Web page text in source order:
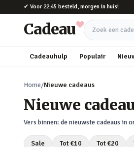
Naar hoofdinhoud
✔ Voor 22:45 besteld, morgen in huis!
Cadeau Zoek een
Cadeauhulp Populair
Home/Nieuwe cadeaus
Nieuwe
Vers binnen: de nieuwste cadeaus in
Sale Tot €10 Tot €20